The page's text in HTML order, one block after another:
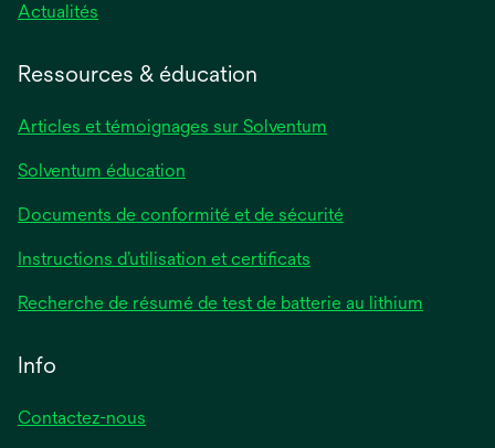
Actualités
Ressources & éducation
Articles et témoignages sur Solventum
Solventum éducation
Documents de conformité et de sécurité
Instructions d’utilisation et certificats
Recherche de résumé de test de batterie au lithium
Info
Contactez-nous